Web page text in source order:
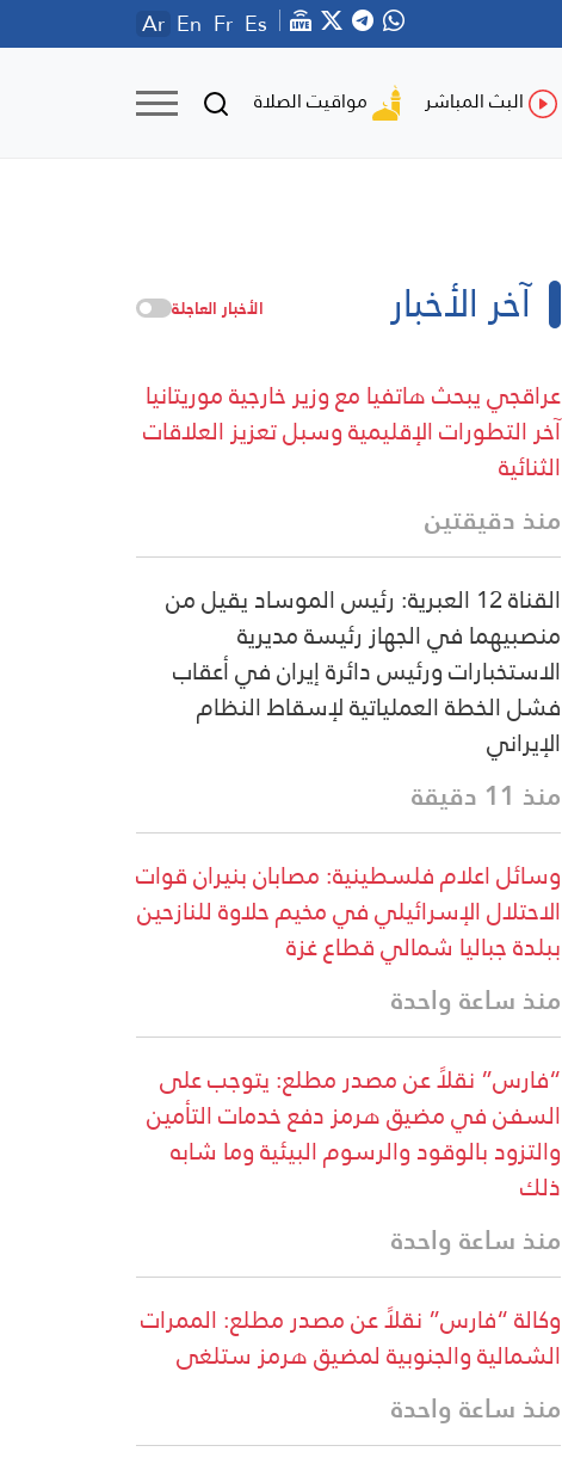
Ar En Fr Es
البث المباشر مواقيت الصلاة
آخر الأخبار الأخبار العاجلة
عراقجي يبحث هاتفيا مع وزير خارجية موريتانيا
آخر التطورات الإقليمية وسبل تعزيز العلاقات
الثنائية
منذ دقيقتين
القناة 12 العبرية: رئيس الموساد يقيل من
منصبيهما في الجهاز رئيسة مديرية
الاستخبارات ورئيس دائرة إيران في أعقاب
فشل الخطة العملياتية لإسقاط النظام
الإيراني
منذ 11 دقيقة
وسائل اعلام فلسطينية: مصابان بنيران قوات
الاحتلال الإسرائيلي في مخيم حلاوة للنازحين
ببلدة جباليا شمالي قطاع غزة
منذ ساعة واحدة
“فارس” نقلاً عن مصدر مطلع: يتوجب على
السفن في مضيق هرمز دفع خدمات التأمين
والتزود بالوقود والرسوم البيئية وما شابه
ذلك
منذ ساعة واحدة
وكالة “فارس” نقلاً عن مصدر مطلع: الممرات
الشمالية والجنوبية لمضيق هرمز ستلغى
منذ ساعة واحدة